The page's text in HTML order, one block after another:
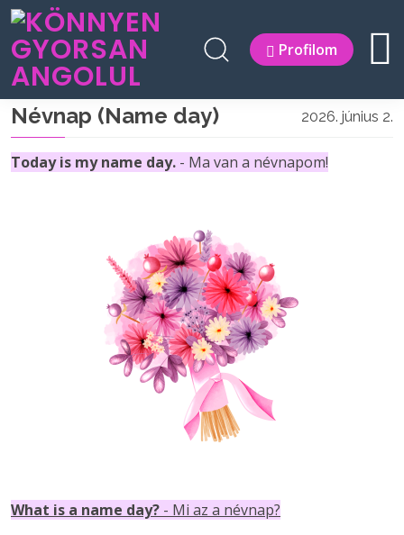
Profilom
Névnap (Name day) 2026. június 2.
Today is my name day. - Ma van a névnapom!
What is a name day? - Mi az a névnap?